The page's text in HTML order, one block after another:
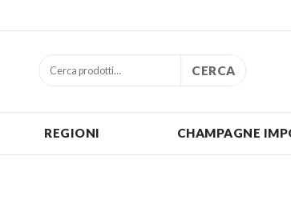
CERCA
REGIONI CHAMPAGNE